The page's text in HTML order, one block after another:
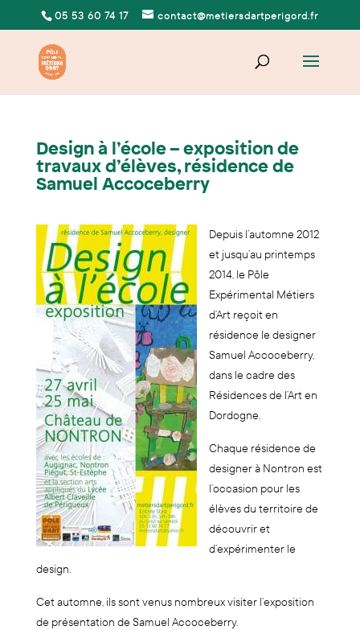
05 53 60 74 17 contact@metiersdartperigord.fr
Design à l’école – exposition de
travaux d’élèves, résidence de
Samuel Accoceberry
Depuis l’automne 2012
et jusqu’au printemps
2014, le Pôle
Expérimental Métiers
d’Art reçoit en
résidence le designer
Samuel Accoceberry,
dans le cadre des
Résidences de l’Art en
Dordogne.
Chaque résidence de
designer à Nontron est
l’occasion pour les
élèves du territoire de
découvrir et
d’expérimenter le
design.
Cet automne, ils sont venus nombreux visiter l’exposition
de présentation de Samuel Accoceberry.